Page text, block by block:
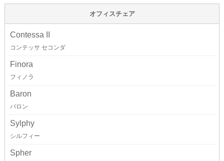
オフィスチェア
Contessa II
コンテッサ セコンダ
Finora
フィノラ
Baron
バロン
Sylphy
シルフィー
Spher